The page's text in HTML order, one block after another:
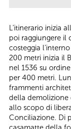
L’itinerario inizia
poi raggiungere il
costeggia
200 metri inizia il
nel 1536 su
per 400 metri.
frammenti
della demolizione
allo scopo di
Conciliazione. Di